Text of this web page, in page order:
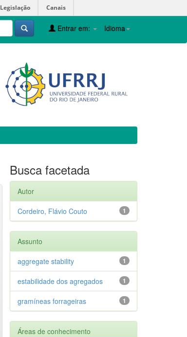
Legislação Canais
Idioma
Entrar em:
Busca facetada
Autor
1
Cordeiro, Flávio Couto
Assunto
1
aggregate stability
1
estabilidade dos agregados
1
gramíneas forrageiras
Áreas de conhecimento